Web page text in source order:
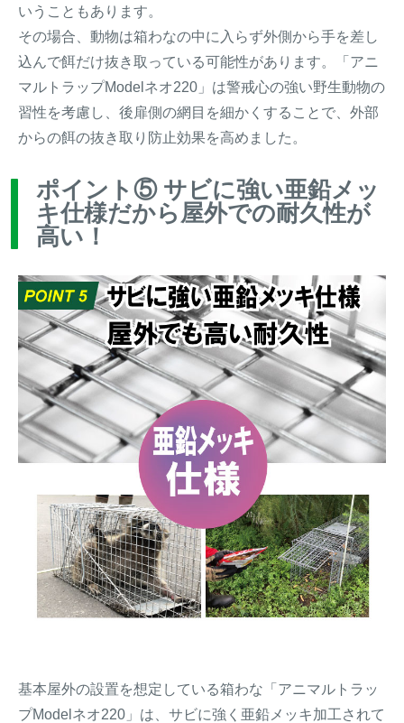
いうこともあります。
その場合、動物は箱わなの中に入らず外側から手を差し
込んで餌だけ抜き取っている可能性があります。「アニ
マルトラップModelネオ220」は警戒心の強い野生動物の
習性を考慮し、後扉側の網目を細かくすることで、外部
からの餌の抜き取り防止効果を高めました。
ポイント⑤ サビに強い亜鉛メッ
キ仕様だから屋外での耐久性が
高い！
基本屋外の設置を想定している箱わな「アニマルトラッ
プModelネオ220」は、サビに強く亜鉛メッキ加工されて